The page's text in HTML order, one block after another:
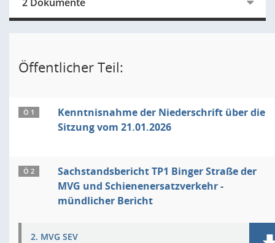
Öffentlicher Teil:
Ö 1
Kenntnisnahme der Niederschrift über die
Sitzung vom 21.01.2026
Ö 2
Sachstandsbericht TP1 Binger Straße der
MVG und Schienenersatzverkehr -
mündlicher Bericht
2. MVG SEV